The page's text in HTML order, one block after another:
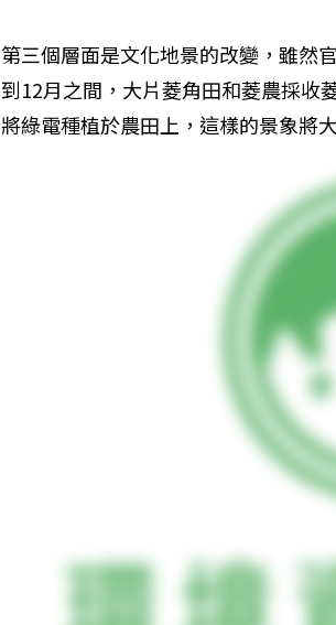
第三個層面是文化地景的改變，雖然
到12月之間，大片菱角田和菱農採收
將綠電種植於農田上，這樣的景象將